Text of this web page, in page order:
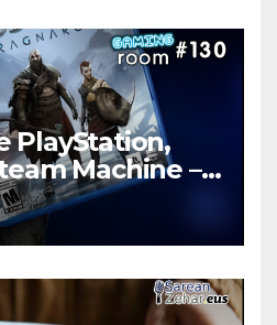
PlayStation,
Machine –
#130